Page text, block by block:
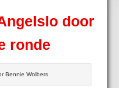
door
ronde
Bennie Wolbers